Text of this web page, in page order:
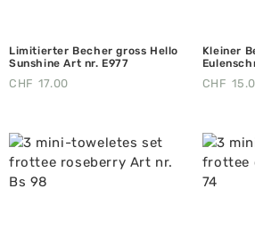
Limitierter Becher gross Hello
Sunshine Art nr. E977
CHF 17.00
Kleiner
CHF